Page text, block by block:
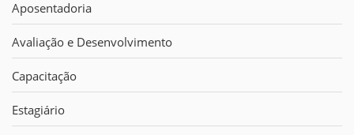
Aposentadoria
Avaliação e Desenvolvimento
Capacitação
Estagiário